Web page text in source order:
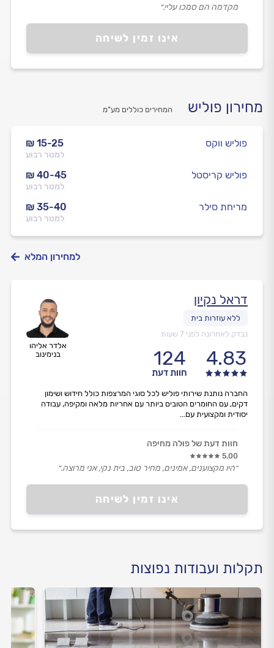
אינו זמין לשיחה
מקדמה הם סמכו עליי.״
מחירון פוליש המחירים כוללים מע”מ
₪ 15-25
למטר רבוע
פוליש ווקס
₪ 40-45
למטר רבוע
פוליש קריסטל
₪ 35-40
למטר רבוע
מריחת סילר
למחירון המלא
אלדר אליהו
בנימינוב
דראל נקיון
נבדק לאחרונה לפני 7 שעות
4.83
124
חוות דעת
אינו זמין לשיחה
החברה נותנת שירותי פוליש לכל סוגי המרצפות כולל חידוש ושימון
דקים, עם החומרים הטובים ביותר עם אחריות מלאה ומקיפה, עבודה
יסודית ומקצועית עם...
חוות דעת של פולה מחיפה
5.00
״היו מקצוענים, אמינים, מחיר טוב, בית נקי, אני מרוצה.״
תקלות ועבודות נפוצות